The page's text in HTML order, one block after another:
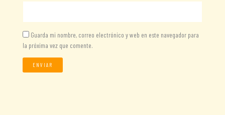
Guarda mi nombre, correo electrónico y web en este navegador para
la próxima vez que comente.